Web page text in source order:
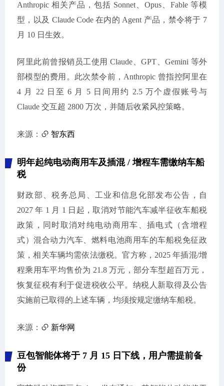
Anthropic 相关产品，包括 Sonnet、Opus、Fable 等模
型，以及 Claude Code 在内的 Agent 产品，禁令将于 7
月 10 日生效。
阿里此前曾报销员工使用 Claude、GPT、Gemini 等外
部模型的费用。此次禁令前，Anthropic 曾指控阿里在
4 月 22 日至 6 月 5 日间用约 2.5 万个虚假账号与
Claude 交互超 2800 万次，并随后收紧风控策略。
来源： 智东西
明年起纯电动商用车及插混 / 增程车需缴纳车船
税
财政部、税务总局、工业和信息化部发布公告，自
2027 年 1 月 1 日起，取消对节能汽车减半征收车船税
政策，同时取消对纯电动商用车、插电式（含增程
式）混合动力汽车、燃料电池商用车的车船税免征政
策，相关车辆均需依法缴税。官方称，2025 年插混/增
程乘用车平均售价为 21.8 万元，部分车型超百万元，
恢复征税有利于促进税收公平。纳税人新取得及公告
实施前已取得的上述车辆，均须按规定缴纳车船税。
来源： 新华网
豆包智能体将于 7 月 15 日下线，用户需提前备
份